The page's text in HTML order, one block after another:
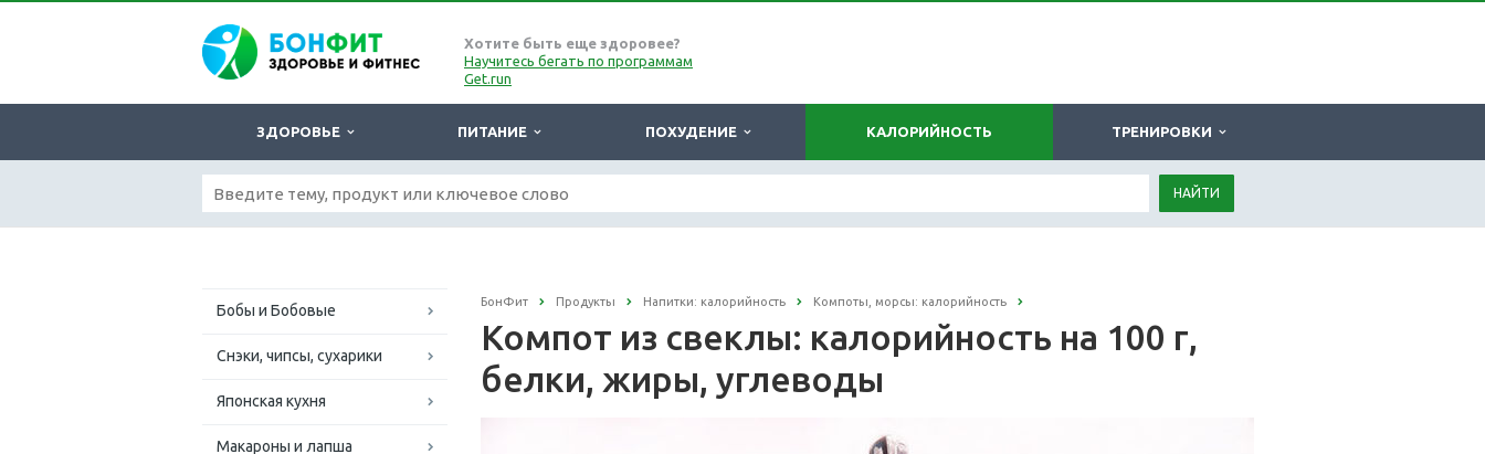
Хотите быть еще здоровее?
Научитесь бегать по программам
Get.run
ЗДОРОВЬЕ ПИТАНИЕ ПОХУДЕНИЕ КАЛОРИЙНОСТЬ ТРЕНИРОВКИ
НАЙТИ
Бобы и Бобовые
Снэки, чипсы, сухарики
Японская кухня
Макароны и лапша
БонФит Продукты Напитки: калорийность Компоты, морсы: калорийность
Компот из свеклы: калорийность на 100 г,
белки, жиры, углеводы